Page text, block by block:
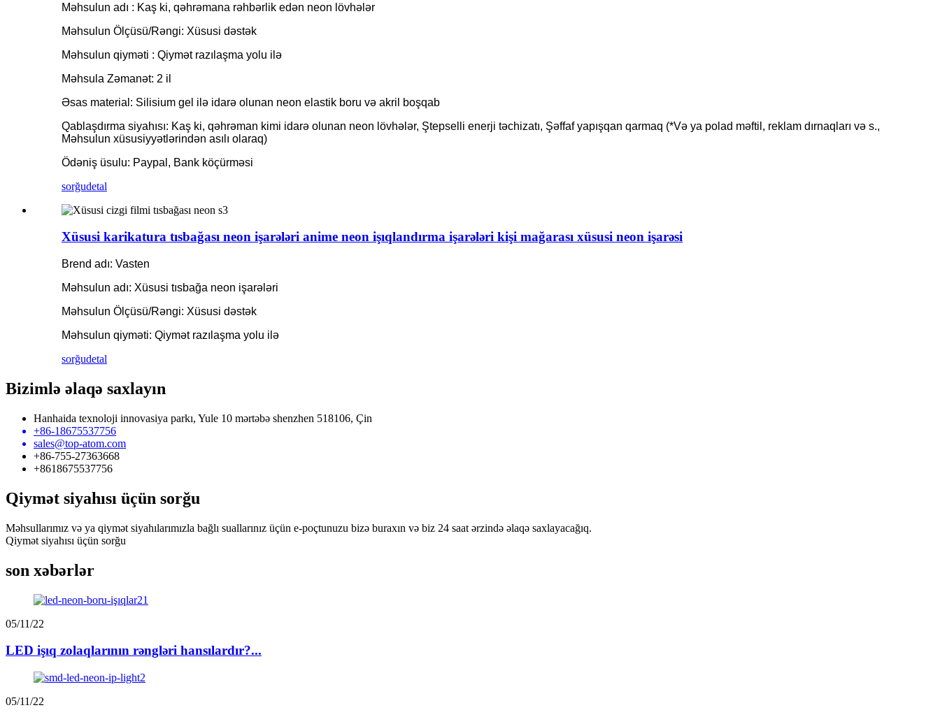
Məhsulun adı : Kaş ki, qəhrəmana rəhbərlik edən neon lövhələr
Məhsulun Ölçüsü/Rəngi: Xüsusi dəstək
Məhsulun qiyməti : Qiymət razılaşma yolu ilə
Məhsula Zəmanət: 2 il
Əsas material: Silisium gel ilə idarə olunan neon elastik boru və akril boşqab
Qablaşdırma siyahısı: Kaş ki, qəhrəman kimi idarə olunan neon lövhələr, Ştepselli enerji təchizatı, Şəffaf yapışqan qarmaq (*Və ya polad məftil, reklam dırnaqları və s.,
Məhsulun xüsusiyyətlərindən asılı olaraq)
Ödəniş üsulu: Paypal, Bank köçürməsi
sorğudetal
Xüsusi karikatura tısbağası neon işarələri anime neon işıqlandırma işarələri kişi mağarası xüsusi neon işarəsi
Brend adı: Vasten
Məhsulun adı: Xüsusi tısbağa neon işarələri
Məhsulun Ölçüsü/Rəngi: Xüsusi dəstək
Məhsulun qiyməti: Qiymət razılaşma yolu ilə
sorğudetal
Bizimlə əlaqə saxlayın
Hanhaida texnoloji innovasiya parkı, Yule 10 mərtəbə shenzhen 518106, Çin
+86-18675537756
sales@top-atom.com
+86-755-27363668
+8618675537756
Qiymət siyahısı üçün sorğu
Məhsullarımız və ya qiymət siyahılarımızla bağlı suallarınız üçün e-poçtunuzu bizə buraxın və biz 24 saat ərzində əlaqə saxlayacağıq.
Qiymət siyahısı üçün sorğu
son xəbərlər
05/11/22
LED işıq zolaqlarının rəngləri hansılardır?...
05/11/22